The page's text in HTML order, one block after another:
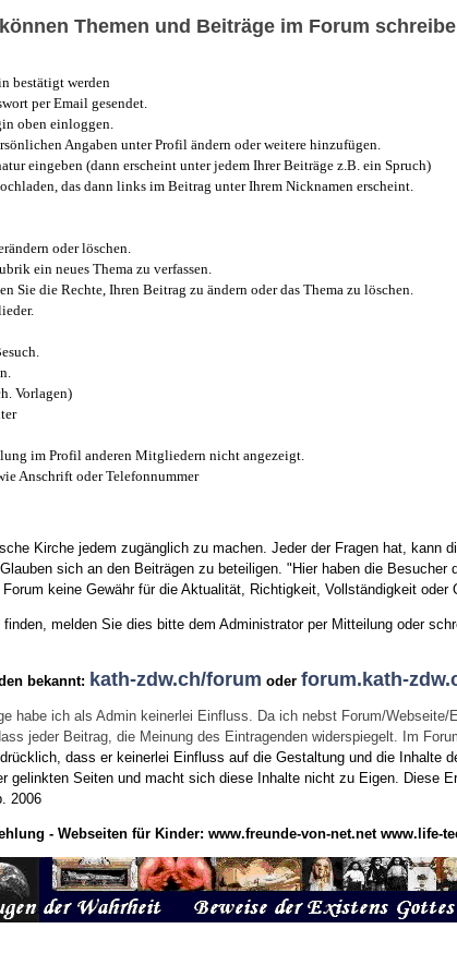
Themen und Beiträge im Forum
bestätigt werden
per Email gesendet.
oben einloggen.
Angaben unter Profil ändern oder weitere hinzufügen.
eingeben (dann erscheint unter jedem Ihrer Beiträge z.B. ein Spruch)
das dann links im Beitrag unter Ihrem Nicknamen erscheint.
oder löschen.
ein neues Thema zu verfassen.
Sie die Rechte, Ihren Beitrag zu ändern oder das Thema zu löschen.
Vorlagen)
im Profil anderen Mitgliedern nicht angezeigt.
Anschrift oder Telefonnummer
Kirche jedem zugänglich zu machen. Jeder der Fragen hat, kann
sich an den Beiträgen zu beteiligen. "Hier haben die
keine Gewähr für die Aktualität, Richtigkeit, Vollständigkeit
melden Sie dies bitte dem Administrator per Mitteilung oder
bekannt: kath-zdw.ch/forum oderforum.kath-
habe ich als Admin keinerlei Einfluss. Da ich nebst Forum/
jeder Beitrag, die Meinung des Eintragenden widerspiegelt. Im
dass er keinerlei Einfluss auf die Gestaltung und die Inhalte
Seiten und macht sich diese Inhalte nicht zu Eigen.
Diese
2006
- Webseiten für Kinder: www.freunde-von-net.net www.life-